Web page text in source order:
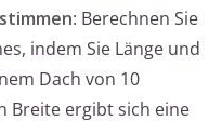
: Berechnen Sie
indem Sie Länge und
Dach von 10
Breite ergibt sich eine